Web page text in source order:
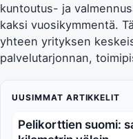
kuntoutus- ja
kaksi vuosikymmentä.
yhteen yrityksen
palvelutarjonnan,
UUSIMMAT ARTIKKELIT
Pelikorttien suomi: